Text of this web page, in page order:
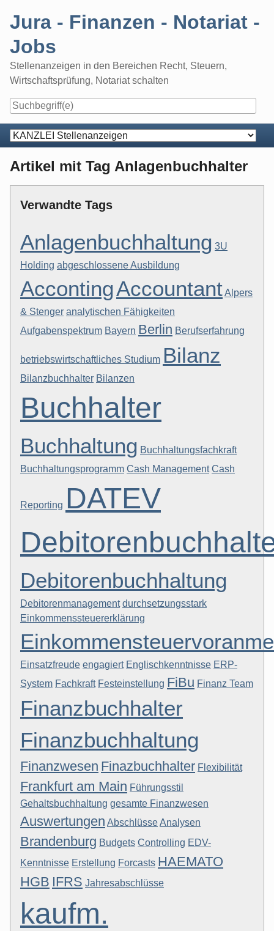
Jura - Finanzen - Notariat -
Jobs
Stellenanzeigen in den Bereichen Recht, Steuern,
Wirtschaftsprüfung, Notariat schalten
Navigation
Artikel mit Tag Anlagenbuchhalter
Verwandte Tags
Anlagenbuchhaltung 3U
Holding abgeschlossene Ausbildung
AccontingAccountantAlpers
& Stenger analytischen Fähigkeiten
Aufgabenspektrum Bayern Berlin Berufserfahrung
betriebswirtschaftliches Studium Bilanz
Bilanzbuchhalter Bilanzen
Buchhalter
Buchhaltung Buchhaltungsfachkraft
Buchhaltungsprogramm Cash Management Cash
Reporting DATEV
Debitorenbuchhaltung
Debitorenmanagement durchsetzungsstark
Einkommenssteuererklärung
Einsatzfreude engagiert Englischkenntnisse ERP-
System Fachkraft Festeinstellung FiBu Finanz Team
Finanzbuchhalter
Finanzbuchhaltung
Finanzwesen Finazbuchhalter Flexibilität
Frankfurt am Main Führungsstil
Gehaltsbuchhaltung gesamte Finanzwesen
Auswertungen AbschlüsseAnalysen
Brandenburg Budgets Controlling EDV-
Kenntnisse Erstellung Forcasts HAEMATO
HGB IFRS Jahresabschlüsse
kaufm.